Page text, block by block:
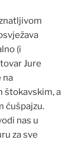
(i
Jure
na
štokavskim, a
ćušpajzu.
nas u
za sve